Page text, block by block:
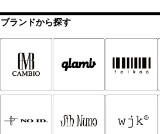
ブランドから探す